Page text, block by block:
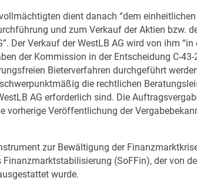
dient danach “dem
und zum Verkauf der Aktien bzw.
Der Verkauf der WestLB AG wird von ihm
der Kommission in der Entscheidung C-
Bieterverfahren durchgeführt
die rechtlichen
AG erforderlich sind. Die
vorherige Veröffentlichung der
zur Bewältigung der
(SoFFin), der von
wurde.